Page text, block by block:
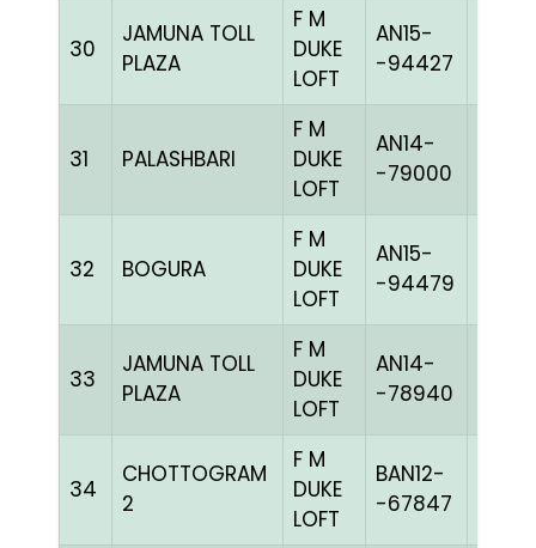
30
JAMUNA TOLL
PLAZA
F M
DUKE
LOFT
AN15-
-94427
31 PALASHBARI
F M
DUKE
LOFT
AN14-
-79000
32 BOGURA
F M
DUKE
LOFT
AN15-
-94479
33
JAMUNA TOLL
PLAZA
F M
DUKE
LOFT
AN14-
-78940
34
CHOTTOGRAM
2
F M
DUKE
LOFT
BAN12-
-67847